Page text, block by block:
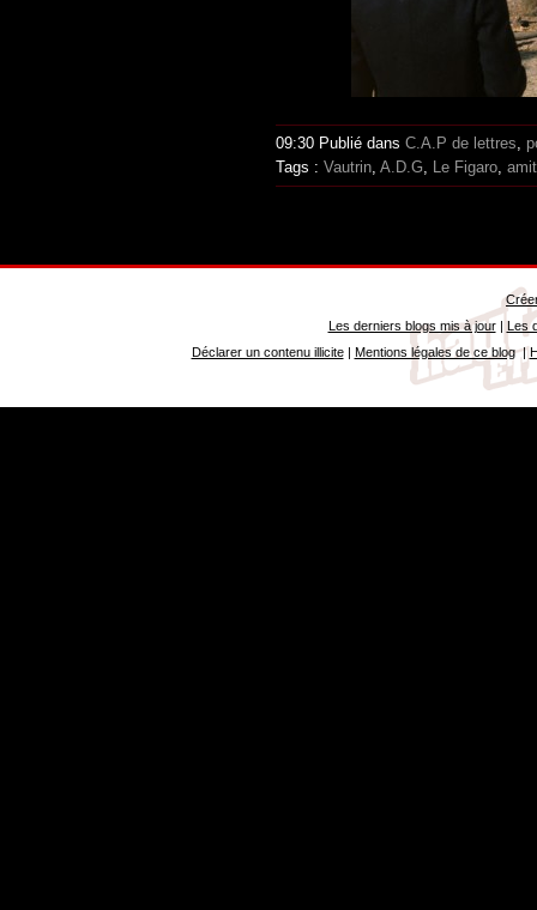
09:30 Publié dans C.A.P de lettres
Tags : Vautrin A.D.G Le Figaro
Les derniers blogs mis à jour| Les
Déclarer un contenu illicite| Mentions légales de ce blog|